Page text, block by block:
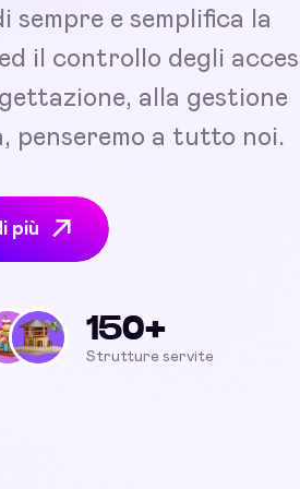
sempre e semplifica la
il controllo degli
alla gestione
penseremo a tutto noi.
più
150+
Strutture servite